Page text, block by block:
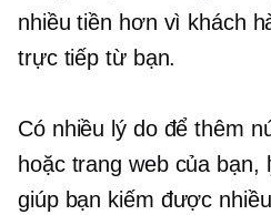
nhiều tiền hơn vì khách
trực tiếp từ bạn.
Có nhiều lý do để thêm
hoặc trang web của bạn,
giúp bạn kiếm được